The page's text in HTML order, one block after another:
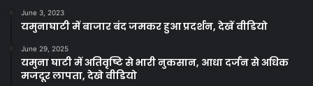
June 3, 2023
यमुनाघाटी में बाजार बंद जमकर हुआ प्रदर्शन, देखें वीडियो
June 29, 2025
यमुना घाटी में अतिवृष्टि से भारी नुकसान, आधा दर्जन से अधिक
मजदूर लापता, देखे वीडियो